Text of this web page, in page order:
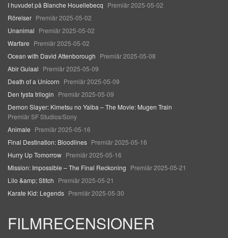
I huvudet på Blanche Houellebecq Premiär 2025-05-02
Rörelser Premiär 2025-05-02
Unanimal Premiär 2025-05-02
Warfare Premiär 2025-05-02
Ocean with David Attenborough Premiär 2025-05-08
Abir Gulaal Premiär 2025-05-09
Death of a Unicorn Premiär 2025-05-09
Den tysta trilogin Premiär 2025-05-09
Demon Slayer: Kimetsu no Yaiba – The Movie: Mugen Train
Premiär SF Studios/Sony
Animale Premiär 2025-05-16
Final Destination: Bloodlines Premiär 2025-05-16
Hurry Up Tomorrow Premiär 2025-05-16
Mission: Impossible – The Final Reckoning Premiär 2025-05-21
Lilo &amp; Stitch Premiär 2025-05-21
Karate Kid: Legends Premiär 2025-05-30
FILMRECENSIONER